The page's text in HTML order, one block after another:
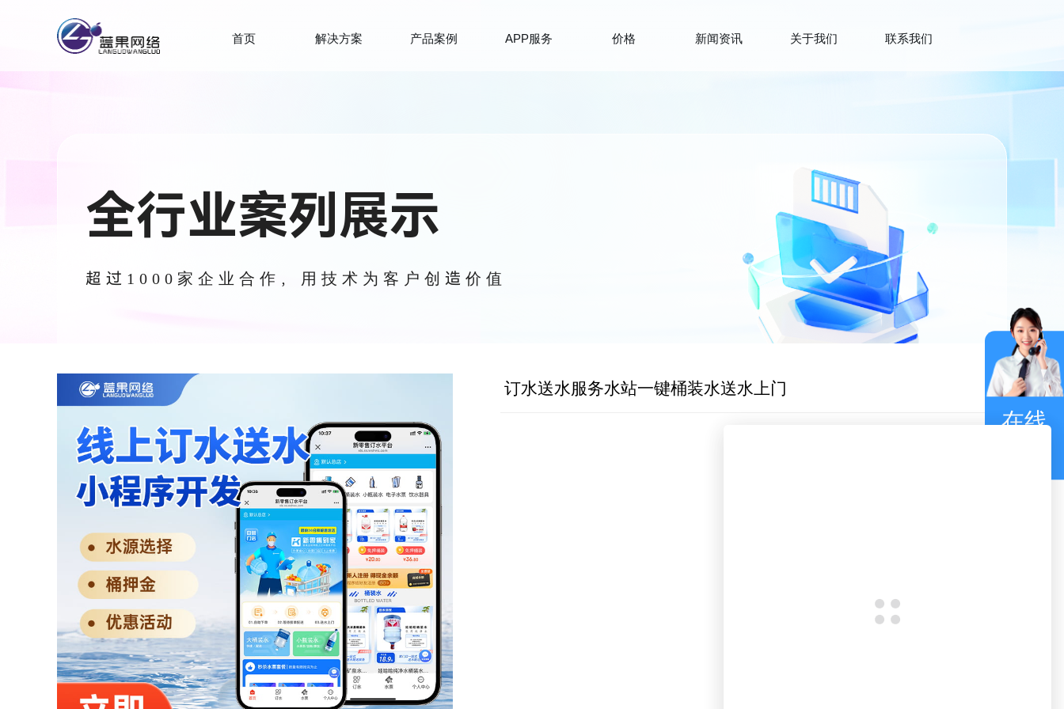
全行业案列展示
超过1000家企业合作，用技术为客户创造价值
订水送水服务水站一键桶装水送水上门
首页 解决方案 产品案例 APP服务 价格 新闻资讯 关于我们 联系我们
在线